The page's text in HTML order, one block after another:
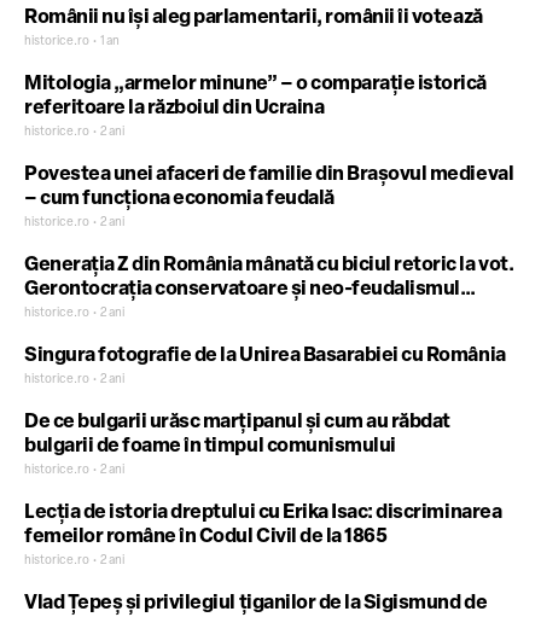
Românii nu își aleg parlamentarii, românii îi votează
historice.ro • 1 an
Mitologia „armelor minune” – o comparație istorică
referitoare la războiul din Ucraina
historice.ro • 2 ani
Povestea unei afaceri de familie din Brașovul medieval
– cum funcționa economia feudală
historice.ro • 2 ani
Generația Z din România mânată cu biciul retoric la vot.
Gerontocrația conservatoare și neo-feudalismul
românesc
historice.ro • 2 ani
Singura fotografie de la Unirea Basarabiei cu România
historice.ro • 2 ani
De ce bulgarii urăsc marțipanul și cum au răbdat
bulgarii de foame în timpul comunismului
historice.ro • 2 ani
Lecția de istoria dreptului cu Erika Isac: discriminarea
femeilor române în Codul Civil de la 1865
historice.ro • 2 ani
Vlad Țepeș și privilegiul țiganilor de la Sigismund de